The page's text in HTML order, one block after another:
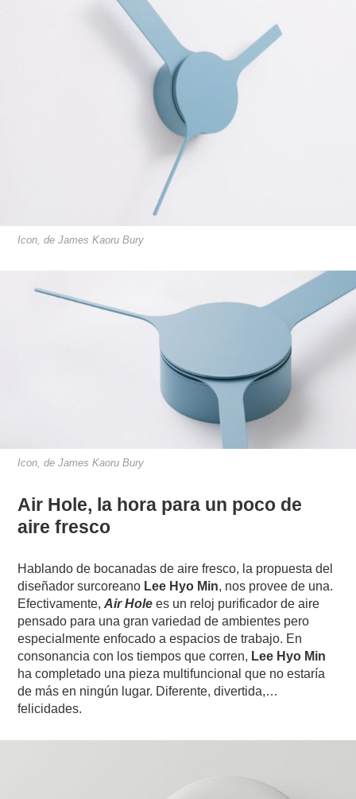
Icon, de James Kaoru Bury
Icon, de James Kaoru Bury
Air Hole, la hora para un poco de
aire fresco
Hablando de bocanadas de aire fresco, la propuesta del
diseñador surcoreano Lee Hyo Min, nos provee de una.
Efectivamente,Air Hole es un reloj purificador de aire
pensado para una gran variedad de ambientes pero
especialmente enfocado a espacios de trabajo. En
consonancia con los tiempos que corren, Lee Hyo Min
ha completado una pieza multifuncional que no estaría
de más en ningún lugar. Diferente, divertida,…
felicidades.